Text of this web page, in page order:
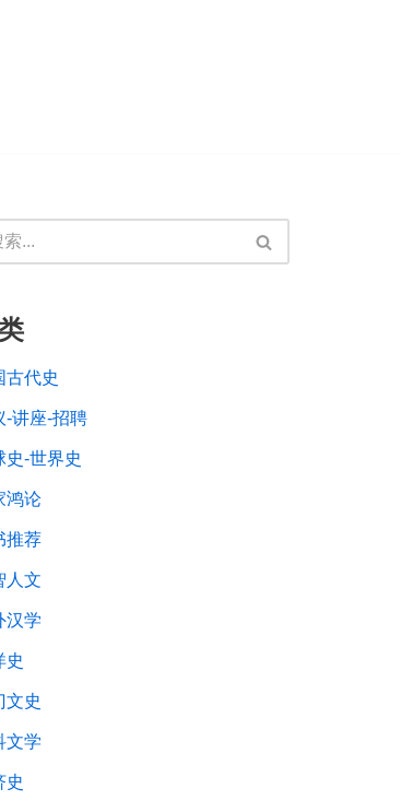
古代史
-讲座-招聘
史-世界史
鸿论
推荐
人文
汉学
史
文史
文学
史